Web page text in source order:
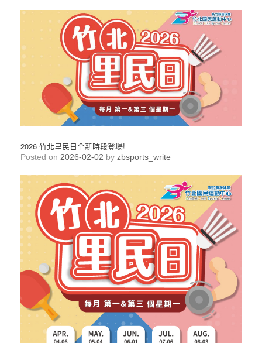
2026 竹北里民日全新時段登場!
Posted on 2026-02-02 by zbsports_write